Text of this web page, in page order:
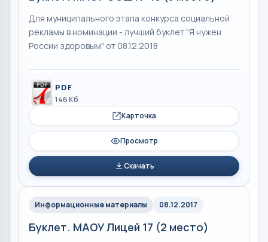
Для муниципального этапа конкурса социальной
рекламы в номинации - лучший буклет "Я нужен
России здоровым" от 08.12.2018
PDF
146 Кб
Карточка
Просмотр
Скачать
Информационные материалы 08.12.2017
Буклет. МАОУ Лицей 17 (2 место)